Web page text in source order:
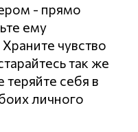
- прямо
ему
чувство
так же
теряйте себя в
личного